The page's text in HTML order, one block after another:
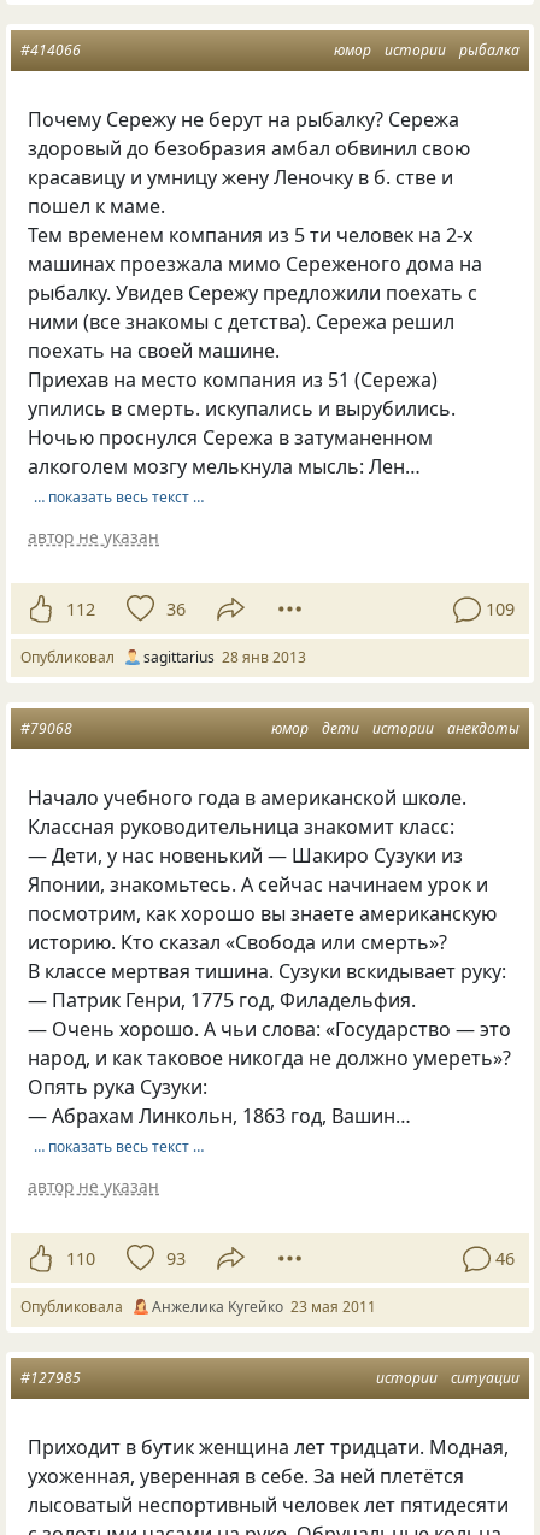
юмор истории рыбалка
#414066
Почему Сережу не берут на рыбалку? Сережа
здоровый до безобразия амбал обвинил свою
красавицу и умницу жену Леночку в б. стве и
пошел к маме.
Тем временем компания из 5 ти человек на 2-х
машинах проезжала мимо Сереженого дома на
рыбалку. Увидев Сережу предложили поехать с
ними (все знакомы с детства). Сережа решил
поехать на своей машине.
Приехав на место компания из 51 (Сережа)
упились в смерть. искупались и вырубились.
Ночью проснулся Сережа в затуманенном
алкоголем мозгу мелькнула мысль: Лен…
… показать весь текст …
автор не указан
112 36 109
Опубликовал sagittarius 28 янв 2013
юмор дети истории анекдоты
#79068
Начало учебного года в американской школе.
Классная руководительница знакомит класс:
— Дети, у нас новенький — Шакиро Сузуки из
Японии, знакомьтесь. А сейчас начинаем урок и
посмотрим, как хорошо вы знаете американскую
историю. Кто сказал «Свобода или смерть»?
В классе мертвая тишина. Сузуки вскидывает руку:
— Патрик Генри, 1775 год, Филадельфия.
— Очень хорошо. А чьи слова: «Государство — это
народ, и как таковое никогда не должно умереть»?
Опять рука Сузуки:
— Абрахам Линкольн, 1863 год, Вашин…
… показать весь текст …
автор не указан
110 93 46
Опубликовала Анжелика Кугейко 23 мая 2011
истории ситуации
#127985
Приходит в бутик женщина лет тридцати. Модная,
ухоженная, уверенная в себе. За ней плетётся
лысоватый неспортивный человек лет пятидесяти